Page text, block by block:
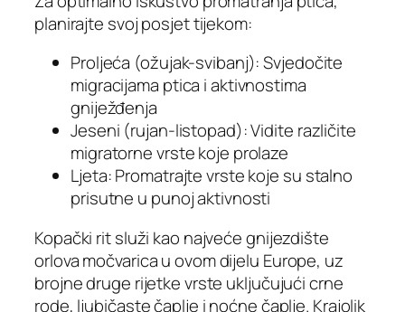
planirajte svoj posjet tijekom:
Proljeća (ožujak-svibanj): Svjedočite
migracijama ptica i aktivnostima
gniježđenja
Jeseni (rujan-listopad): Vidite različite
migratorne vrste koje prolaze
Ljeta: Promatrajte vrste koje su stalno
prisutne u punoj aktivnosti
Kopački rit služi kao najveće gnijezdište
orlova močvarica u ovom dijelu Europe, uz
brojne druge rijetke vrste uključujući crne
rode, ljubičaste čaplje i noćne čaplje. Krajolik